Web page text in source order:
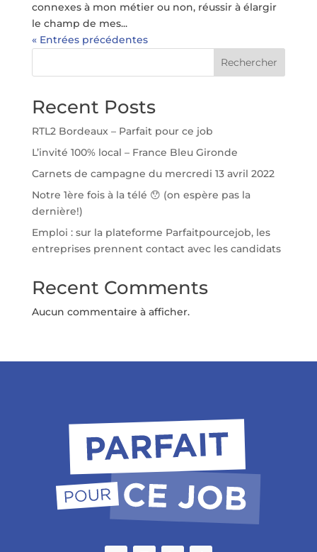
connexes à mon métier ou non, réussir à élargir
le champ de mes...
« Entrées précédentes
Rechercher
Recent Posts
RTL2 Bordeaux – Parfait pour ce job
L’invité 100% local – France Bleu Gironde
Carnets de campagne du mercredi 13 avril 2022
Notre 1ère fois à la télé 😯 (on espère pas la
dernière!)
Emploi : sur la plateforme Parfaitpourcejob, les
entreprises prennent contact avec les candidats
Recent Comments
Aucun commentaire à afficher.